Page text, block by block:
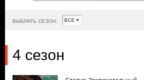
ВЫБРАТЬ СЕЗОН:
4 сезон